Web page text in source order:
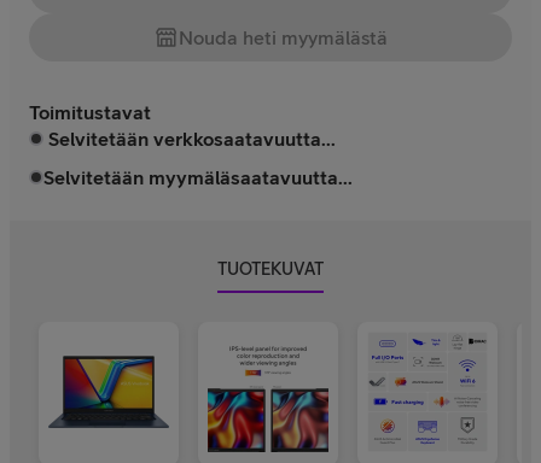
Nouda heti myymälästä
Toimitustavat
Selvitetään verkkosaatavuutta...
Selvitetään myymäläsaatavuutta...
TUOTEKUVAT